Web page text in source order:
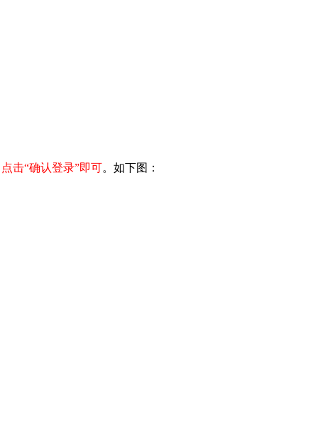
击“确认登录”即可。如下图：